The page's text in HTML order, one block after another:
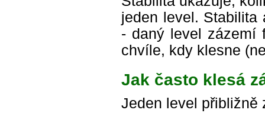
jeden level. Stabilita
- daný level zázemí
chvíle, kdy klesne
Jak často klesá
Jeden level přibližně